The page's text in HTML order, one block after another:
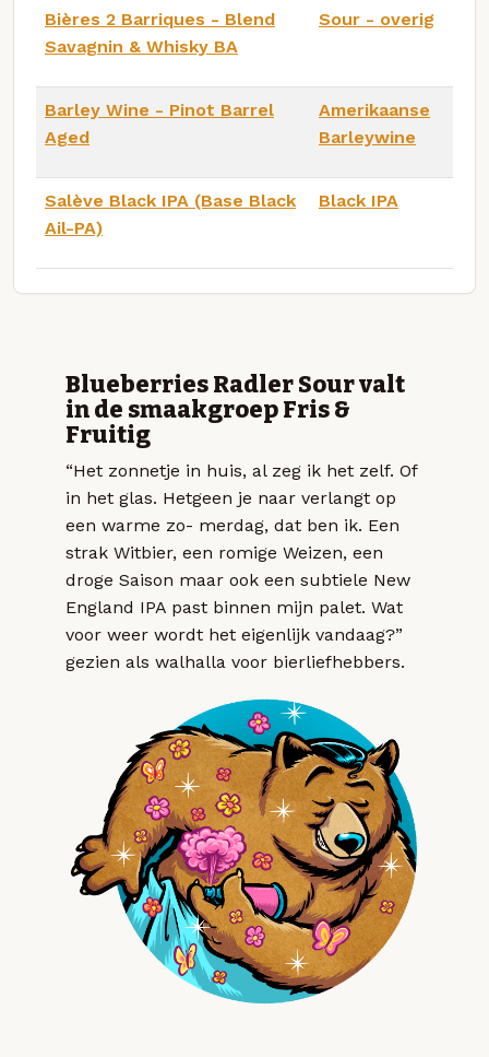
Bières 2 Barriques - Blend
Savagnin & Whisky BA
Sour - overig
Barley Wine - Pinot Barrel
Aged
Amerikaanse
Barleywine
Salève Black IPA (Base Black
Ail-PA)
Black IPA
Blueberries Radler Sour valt
in de smaakgroep Fris &
Fruitig
“Het zonnetje in huis, al zeg ik het zelf. Of
in het glas. Hetgeen je naar verlangt op
een warme zo- merdag, dat ben ik. Een
strak Witbier, een romige Weizen, een
droge Saison maar ook een subtiele New
England IPA past binnen mijn palet. Wat
voor weer wordt het eigenlijk vandaag?”
gezien als walhalla voor bierliefhebbers.